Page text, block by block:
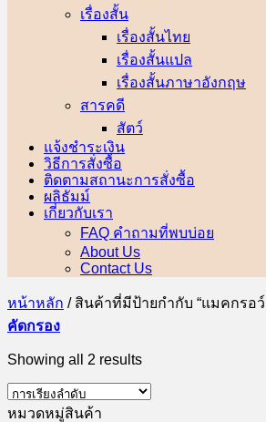
เรื่องสั้น
เรื่องสั้นไทย
เรื่องสั้นแปล
เรื่องสั้นภาษาอังกฤษ
สารคดี
สัตว์
แจ้งชำระเงิน
วิธีการสั่งซื้อ
ติดตามสถานะการสั่งซื้อ
ผลิธัมม์
เกี่ยวกับเรา
FAQ คำถามที่พบบ่อย
About Us
Contact Us
หน้าหลัก /สินค้าที่มีป้ายกำกับ “แมคกรอว์
คัดกรอง
Showing all 2 results
หมวดหมู่สินค้า